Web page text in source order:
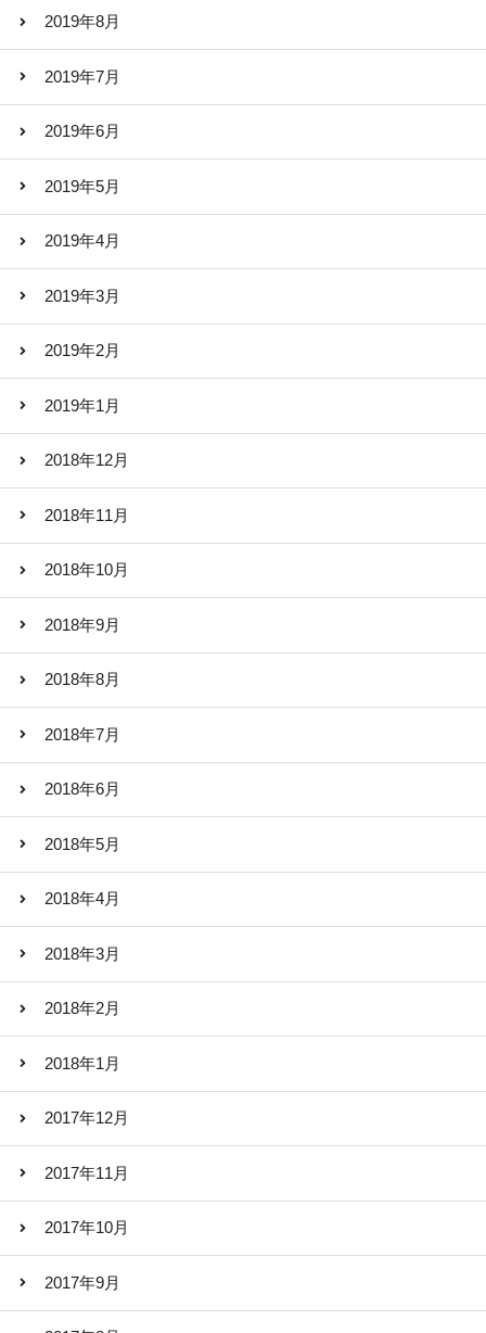
2019年8月
2019年7月
2019年6月
2019年5月
2019年4月
2019年3月
2019年2月
2019年1月
2018年12月
2018年11月
2018年10月
2018年9月
2018年8月
2018年7月
2018年6月
2018年5月
2018年4月
2018年3月
2018年2月
2018年1月
2017年12月
2017年11月
2017年10月
2017年9月